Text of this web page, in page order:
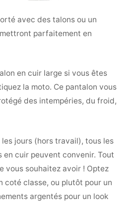
avec des talons ou un
parfaitement en
en cuir large si vous êtes
la moto. Ce pantalon vous
des intempéries, du froid,
jours (hors travail), tous les
en cuir peuvent convenir. Tout
vous souhaitez avoir ! Optez
coté classe, ou plutôt pour un
argentés pour un look